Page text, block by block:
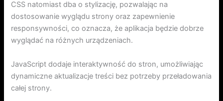
CSS natomiast dba o stylizację, pozwalając na
dostosowanie wyglądu strony oraz zapewnienie
responsywności, co oznacza, że aplikacja będzie dobrze
wyglądać na różnych urządzeniach.
JavaScript dodaje interaktywność do stron, umożliwiając
dynamiczne aktualizacje treści bez potrzeby przeładowania
całej strony.